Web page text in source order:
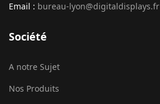
Email : bureau-lyon@digitaldisplays.fr
Société
A notre Sujet
Nos Produits